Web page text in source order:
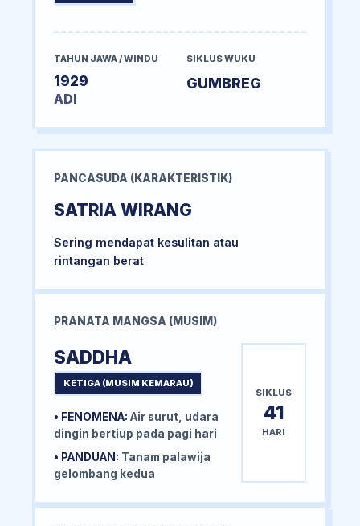
TAHUN JAWA / WINDU
1929
ADI
SIKLUS WUKU
GUMBREG
PANCASUDA (KARAKTERISTIK)
SATRIA WIRANG
Sering mendapat kesulitan atau
rintangan berat
PRANATA MANGSA (MUSIM)
SADDHA
KETIGA (MUSIM KEMARAU)
• FENOMENA: Air surut, udara
dingin bertiup pada pagi hari
• PANDUAN: Tanam palawija
gelombang kedua
SIKLUS
41
HARI